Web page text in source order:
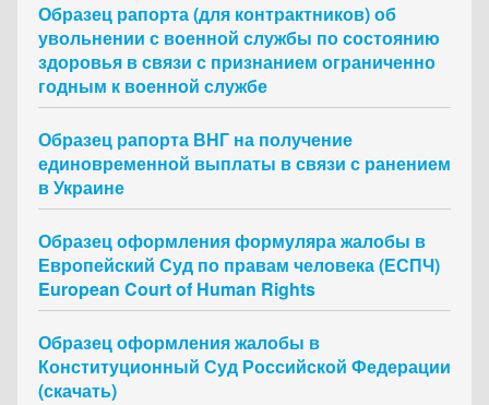
Образец рапорта (для контрактников) об
увольнении с военной службы по состоянию
здоровья в связи с признанием ограниченно
годным к военной службе
Образец рапорта ВНГ на получение
единовременной выплаты в связи с ранением
в Украине
Образец оформления формуляра жалобы в
Европейский Суд по правам человека (ЕСПЧ)
European Court of Human Rights
Образец оформления жалобы в
Конституционный Суд Российской Федерации
(скачать)